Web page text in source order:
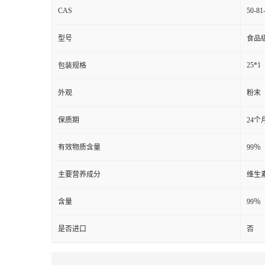
CAS 50-
型号 食品
包装规格 25*1
外观 粉末
保质期 24个
有效物质含量 99％
主要营养成分 维生
含量 99％
是否进口 否